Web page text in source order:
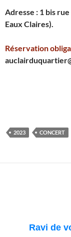
Adresse : 1 bis
Eaux Claires).
Réservation
2023 CONCERT
Ravi de